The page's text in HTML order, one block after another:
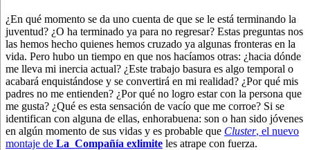
¿En qué momento se da uno cuenta de que se le está terminando la
juventud? ¿O ha terminado ya para no regresar? Estas preguntas nos
las hemos hecho quienes hemos cruzado ya algunas fronteras en la
vida. Pero hubo un tiempo en que nos hacíamos otras: ¿hacia dónde
me lleva mi inercia actual? ¿Este trabajo basura es algo temporal o
acabará enquistándose y se convertirá en mi realidad? ¿Por qué mis
padres no me entienden? ¿Por qué no logro estar con la persona que
me gusta? ¿Qué es esta sensación de vacío que me corroe? Si se
identifican con alguna de ellas, enhorabuena: son o han sido jóvenes
en algún momento de sus vidas y es probable que Cluster, el nuevo
montaje de La_Compañía exlimite les atrape con fuerza.